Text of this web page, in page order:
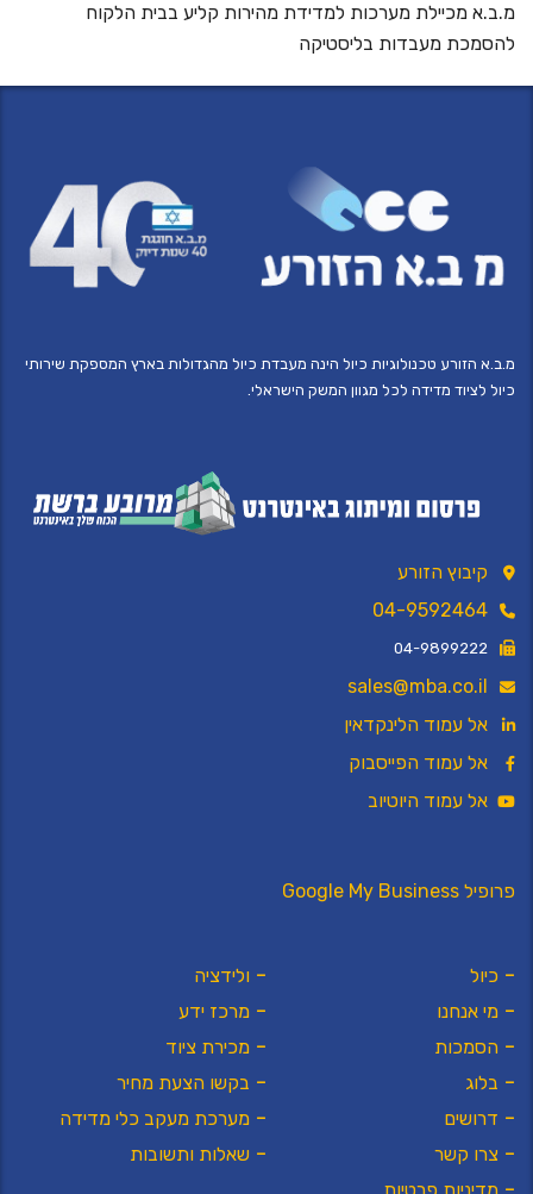
מ.ב.א מכיילת מערכות למדידת מהירות קליע בבית הלקוח
להסמכת מעבדות בליסטיקה
מ.ב.א הזורע טכנולוגיות כיול הינה מעבדת כיול מהגדולות בארץ המספקת שירותי
כיול לציוד מדידה לכל מגוון המשק הישראלי.
קיבוץ הזורע
04-9592464
04-9899222
sales@mba.co.il
אל עמוד הלינקדאין
אל עמוד הפייסבוק
אל עמוד היוטיוב
פרופיל Google My Business
כיול
ולידציה
מי אנחנו
מרכז ידע
הסמכות
מכירת ציוד
בלוג
בקשו הצעת מחיר
דרושים
מערכת מעקב כלי מדידה
צרו קשר
שאלות ותשובות
מדיניות פרטיות